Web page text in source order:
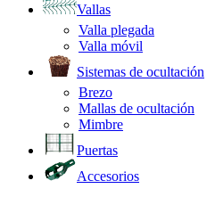
Vallas
Valla plegada
Valla móvil
Sistemas de ocultación
Brezo
Mallas de ocultación
Mimbre
Puertas
Accesorios